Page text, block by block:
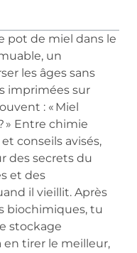
pot de miel dans le
un
les âges sans
imprimées sur
: « Miel
» Entre chimie
conseils avisés,
des secrets du
et des
il vieillit. Après
biochimiques, tu
stockage
tirer le meilleur,